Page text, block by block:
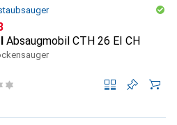
Absaugmobil CTH 26 EI CH